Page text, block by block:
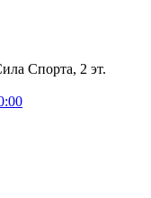
Спорта, 2 эт.